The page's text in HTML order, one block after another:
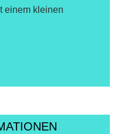
einem kleinen